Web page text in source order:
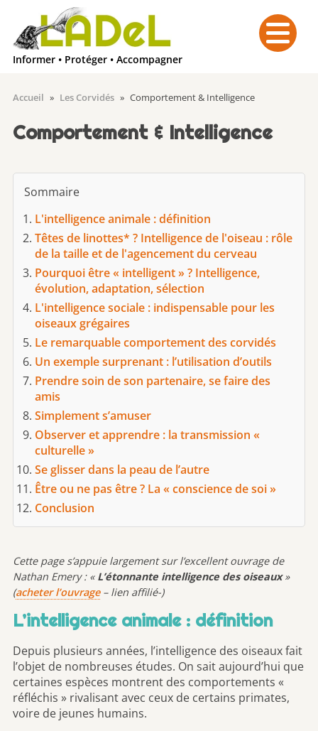
Informer • Protéger • Accompagner
Menu
Accueil » Les Corvidés » Comportement & Intelligence
Comportement & Intelligence
Sommaire
L'intelligence animale : définition
Têtes de linottes* ? Intelligence de l'oiseau : rôle
de la taille et de l'agencement du cerveau
Pourquoi être « intelligent » ? Intelligence,
évolution, adaptation, sélection
L'intelligence sociale : indispensable pour les
oiseaux grégaires
Le remarquable comportement des corvidés
Un exemple surprenant : l’utilisation d’outils
Prendre soin de son partenaire, se faire des
amis
Simplement s’amuser
Observer et apprendre : la transmission «
culturelle »
Se glisser dans la peau de l’autre
Être ou ne pas être ? La « conscience de soi »
Conclusion
Cette page s’appuie largement sur l’excellent ouvrage de
Nathan Emery : « L’étonnante intelligence des oiseaux»
(acheter l’ouvrage– lien affilié-)
L’intelligence animale : définition
Depuis plusieurs années, l’intelligence des oiseaux fait
l’objet de nombreuses études. On sait aujourd’hui que
certaines espèces montrent des comportements «
réfléchis » rivalisant avec ceux de certains primates,
voire de jeunes humains.